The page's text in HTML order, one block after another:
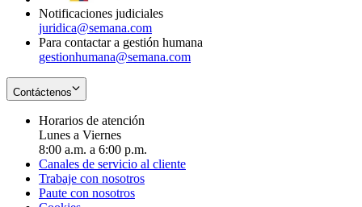
Notificaciones judiciales
juridica@semana.com
Para contactar a gestión humana
gestionhumana@semana.com
Contáctenos
Horarios de atención
Lunes a Viernes
8:00 a.m. a 6:00 p.m.
Canales de servicio al cliente
Trabaje con nosotros
Paute con nosotros